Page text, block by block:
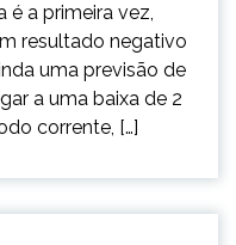
é a primeira vez,
resultado negativo
uma previsão de
a uma baixa de 2
corrente, […]